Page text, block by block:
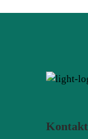
Kontakt